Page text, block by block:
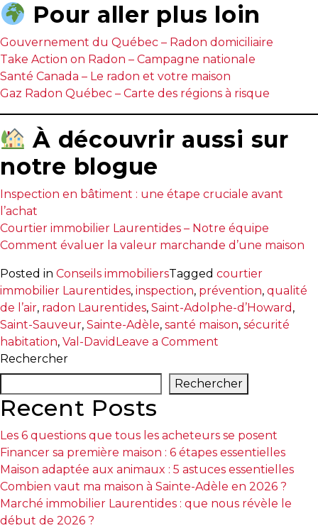
Pour aller plus loin
Gouvernement du Québec – Radon domiciliaire
Take Action on Radon – Campagne nationale
Santé Canada – Le radon et votre maison
Gaz Radon Québec – Carte des régions à risque
À découvrir aussi sur
notre blogue
Inspection en bâtiment : une étape cruciale avant
l’achat
Courtier immobilier Laurentides – Notre équipe
Comment évaluer la valeur marchande d’une maison
Posted in Conseils immobiliersTagged courtier
immobilier Laurentides, inspection, prévention, qualité
de l’air, radon Laurentides, Saint-Adolphe-d’Howard ,
Saint-Sauveur, Sainte-Adèle, santé maison, sécurité
habitation, Val-David Leave a Comment
radon
dans
:
le
danger
invisible
sous
Rechercher
Rechercher
Recent Posts
Les 6 questions que tous les acheteurs se posent
Financer sa première maison : 6 étapes essentielles
Maison adaptée aux animaux : 5 astuces essentielles
Combien vaut ma maison à Sainte-Adèle en 2026 ?
Marché immobilier Laurentides : que nous révèle le
début de 2026 ?